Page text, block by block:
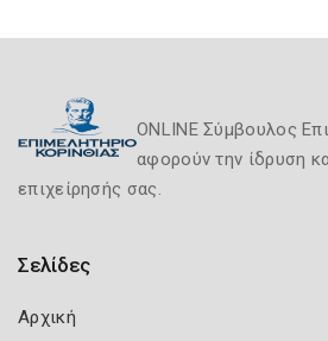
ONLINE Σύμβουλος
αφορούν την ίδρυση
επιχείρησής σας.
Σελίδες
Αρχική